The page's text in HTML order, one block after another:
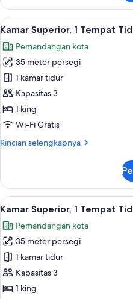
Suite
(California)
Lihat
semua
foto
untuk
Kamar
Superior,
1
Tempat
King,
3
Kamar Superior, 1 Tempat
Pemandangan kota
35 meter persegi
1 kamar tidur
Kapasitas 3
1 king
Wi-Fi Gratis
Rincian selengkapnya
Rincian
Kamar
Superior,
1
Tidur
King,
balkon
Lihat
semua
foto
untuk
Kamar
Superior,
1
2
Kamar Superior, 1 Tempat
Pemandangan kota
35 meter persegi
1 kamar tidur
Kapasitas 3
1 king